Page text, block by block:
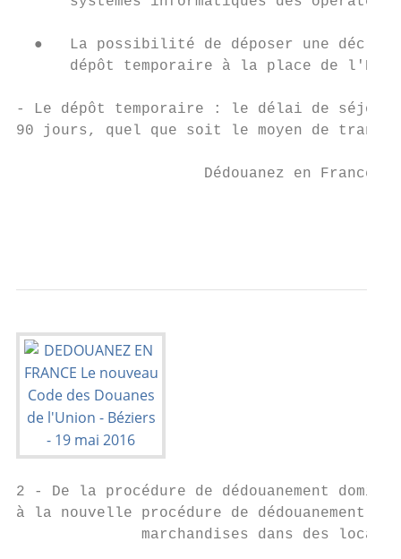
●   La possibilité de déposer une
      dépôt temporaire à la place de l'ENS.
- Le dépôt temporaire : le délai de séjour
90 jours, quel que soit le moyen de
Dédouanez en France
2 - De la procédure de dédouanement
à la nouvelle procédure de dédouanement
marchandises dans des locaux